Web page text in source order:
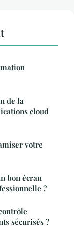
de la
cloud
votre
bon écran
?
sécurisés ?